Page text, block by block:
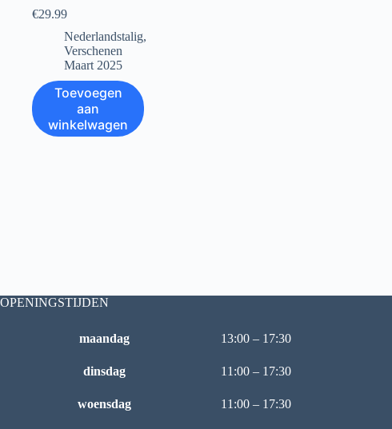
€29.99
Nederlandstalig,
Verschenen
Maart 2025
Toevoegen
aan
winkelwagen
OPENINGSTIJDEN
maandag 13:00 – 17:30
dinsdag 11:00 – 17:30
woensdag 11:00 – 17:30